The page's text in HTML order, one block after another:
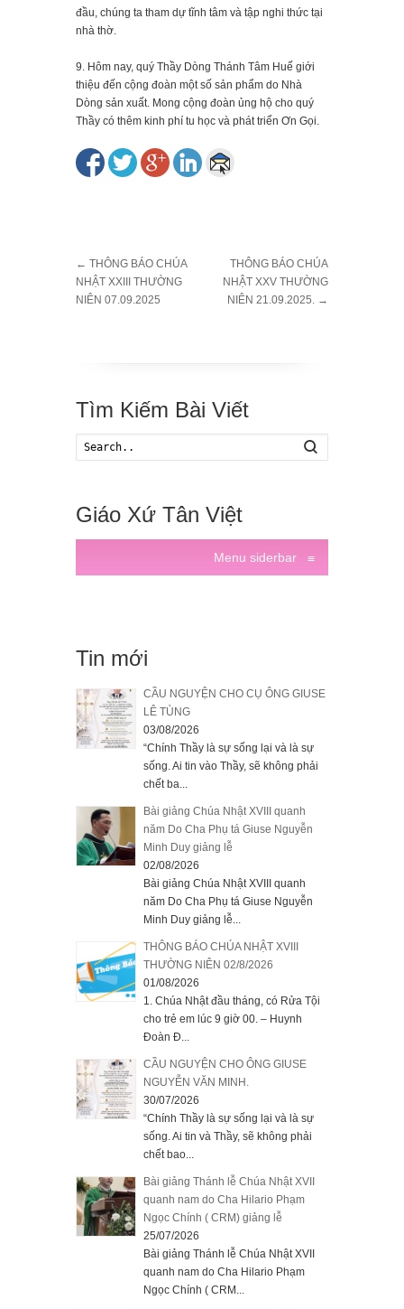
đầu, chúng ta tham dự tĩnh tâm và tập nghi thức tại
nhà thờ.
9. Hôm nay, quý Thầy Dòng Thánh Tâm Huế giới
thiệu đến cộng đoàn một số sản phẩm do Nhà
Dòng sản xuất. Mong cộng đoàn ủng hộ cho quý
Thầy có thêm kinh phí tu học và phát triển Ơn Gọi.
← THÔNG BÁO CHÚA
NHẬT XXIII THƯỜNG
NIÊN 07.09.2025
THÔNG BÁO CHÚA
NHẬT XXV THƯỜNG
NIÊN 21.09.2025. →
Tìm Kiếm Bài Viết
Giáo Xứ Tân Việt
Menu siderbar ≡
Tin mới
CẦU NGUYỆN CHO CỤ ÔNG GIUSE
LÊ TÙNG
03/08/2026
“Chính Thầy là sự sống lại và là sự
sống. Ai tin vào Thầy, sẽ không phải
chết ba...
Bài giảng Chúa Nhật XVIII quanh
năm Do Cha Phụ tá Giuse Nguyễn
Minh Duy giảng lễ
02/08/2026
Bài giảng Chúa Nhật XVIII quanh
năm Do Cha Phụ tá Giuse Nguyễn
Minh Duy giảng lễ...
THÔNG BÁO CHÚA NHẬT XVIII
THƯỜNG NIÊN 02/8/2026
01/08/2026
1. Chúa Nhật đầu tháng, có Rửa Tội
cho trẻ em lúc 9 giờ 00. – Huynh
Đoàn Đ...
CẦU NGUYỆN CHO ÔNG GIUSE
NGUYỄN VĂN MINH.
30/07/2026
“Chính Thầy là sự sống lại và là sự
sống. Ai tin và Thầy, sẽ không phải
chết bao...
Bài giảng Thánh lễ Chúa Nhật XVII
quanh nam do Cha Hilario Phạm
Ngọc Chính ( CRM) giảng lễ
25/07/2026
Bài giảng Thánh lễ Chúa Nhật XVII
quanh nam do Cha Hilario Phạm
Ngọc Chính ( CRM...